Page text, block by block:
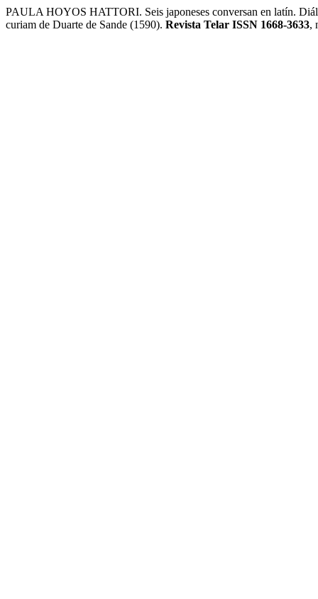
PAULA HOYOS HATTORI. Seis japoneses conversan en latín.
curiam de Duarte de Sande (1590). Revista Telar ISSN 1668-3633,